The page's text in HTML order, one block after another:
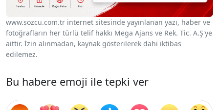
www.sozcu.com.tr internet sitesinde yayınlanan yazı, haber ve
fotoğrafların her türlü telif hakkı Mega Ajans ve Rek. Tic. A.Ş'ye
aittir. İzin alınmadan, kaynak gösterilerek dahi iktibas
edilemez.
Bu habere emoji ile tepki ver